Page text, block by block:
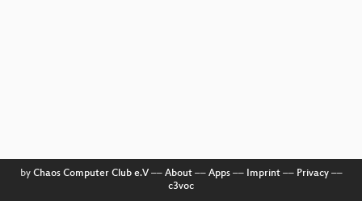
by Chaos Computer Club e.V–– About–– Apps–– Imprint–– Privacy––
c3voc